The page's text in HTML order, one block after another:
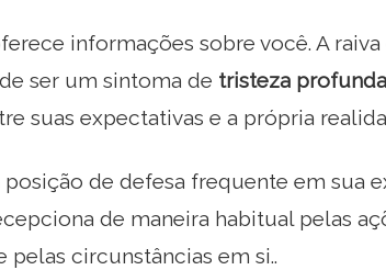
informações sobre você. A
ser um sintoma de tristeza
suas expectativas e a própria
de defesa frequente em sua
de maneira habitual pelas
circunstâncias em si..